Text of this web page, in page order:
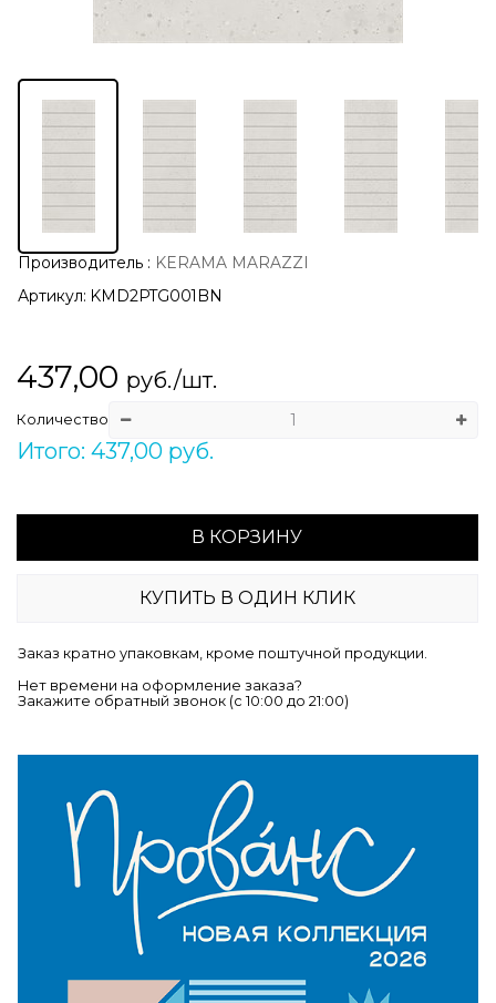
Производитель : KERAMA MARAZZI
Артикул: KMD2PTG001BN
437,00 руб./шт.
Количество
Итого: 437,00 руб.
В КОРЗИНУ
КУПИТЬ В ОДИН КЛИК
Заказ кратно упаковкам, кроме поштучной продукции.
Нет времени на оформление заказа?
Закажите обратный звонок (c 10:00 до 21:00)